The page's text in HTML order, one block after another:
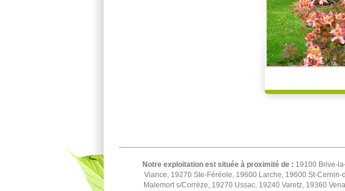
Notre exploitation est située à proximité de : 19100 Brive-
Viance, 19270 Ste-Féréole, 19600 Larche, 19600 St-
Malemort s/Corrèze, 19270 Ussac, 19240 Varetz, 19360